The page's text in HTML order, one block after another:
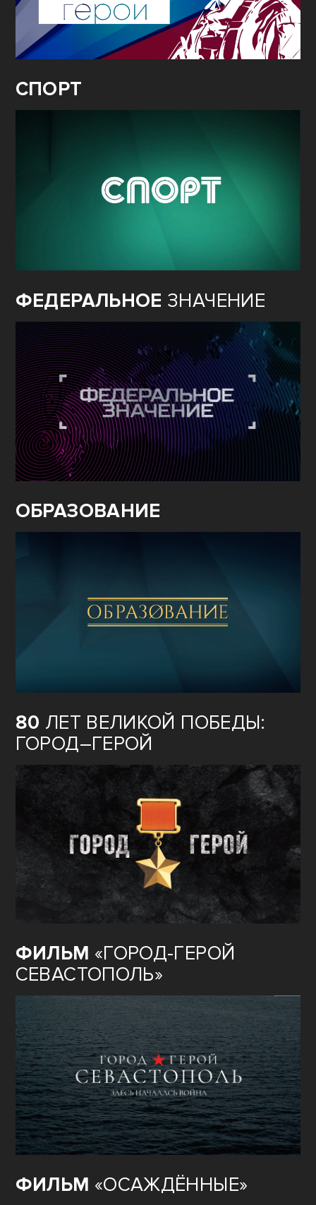
СПОРТ
ФЕДЕРАЛЬНОЕ ЗНАЧЕНИЕ
ОБРАЗОВАНИЕ
80 ЛЕТ ВЕЛИКОЙ ПОБЕДЫ:
ГОРОД–ГЕРОЙ
ФИЛЬМ «ГОРОД-ГЕРОЙ
СЕВАСТОПОЛЬ»
ФИЛЬМ «ОСАЖДЁННЫЕ»